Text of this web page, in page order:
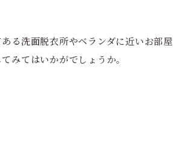
る洗面脱衣所やベランダに近いお部屋
みてはいかがでしょうか。